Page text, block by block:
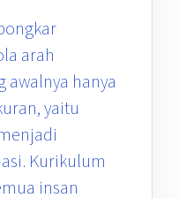
arah
awalnya hanya
yaitu
Kurikulum
insan